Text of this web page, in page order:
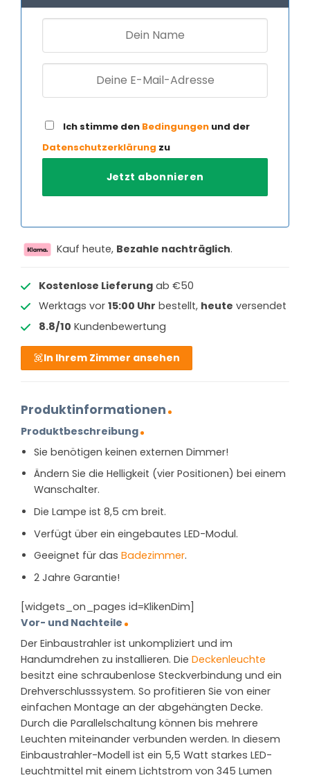
Ich stimme den Bedingungen und der
Datenschutzerklärung zu
Kauf heute, Bezahle nachträglich.
Kostenlose Lieferungab €50
Werktags vor 15:00 Uhr bestellt, heute versendet
8.8/10 Kundenbewertung
In Ihrem Zimmer ansehen
Produktinformationen
Produktbeschreibung
Sie benötigen keinen externen Dimmer!
Ändern Sie die Helligkeit (vier Positionen) bei einem
Wanschalter.
Die Lampe ist 8,5 cm breit.
Verfügt über ein eingebautes LED-Modul.
Geeignet für das Badezimmer.
2 Jahre Garantie!
[widgets_on_pages id=KlikenDim]
Vor- und Nachteile
Der Einbaustrahler ist unkompliziert und im
Handumdrehen zu installieren. Die Deckenleuchte
besitzt eine schraubenlose Steckverbindung und ein
Drehverschlusssystem. So profitieren Sie von einer
einfachen Montage an der abgehängten Decke.
Durch die Parallelschaltung können bis mehrere
Leuchten miteinander verbunden werden. In diesem
Einbaustrahler-Modell ist ein 5,5 Watt starkes LED-
Leuchtmittel mit einem Lichtstrom von 345 Lumen